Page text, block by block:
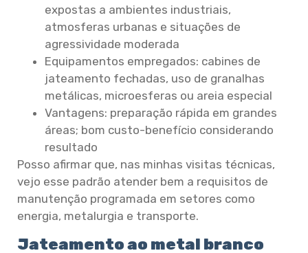
expostas a ambientes industriais,
atmosferas urbanas e situações de
agressividade moderada
Equipamentos empregados: cabines de
jateamento fechadas, uso de granalhas
metálicas, microesferas ou areia especial
Vantagens: preparação rápida em grandes
áreas; bom custo-benefício considerando
resultado
Posso afirmar que, nas minhas visitas técnicas,
vejo esse padrão atender bem a requisitos de
manutenção programada em setores como
energia, metalurgia e transporte.
Jateamento ao metal branco